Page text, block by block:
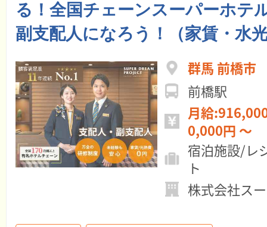
る！全国チェーンスーパーホテ
副支配人になろう！（家賃・水
群馬 前橋市
前橋駅
月給:916,000円 ～
0,000円 ～
宿泊施設/レ
ト
株式会社ス